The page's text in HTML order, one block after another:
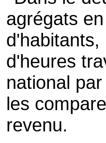
agrégats
d'heures
national
les
revenu.